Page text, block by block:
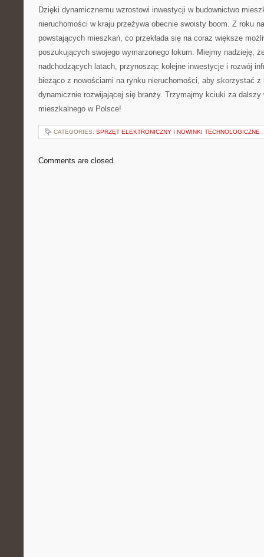
Dzięki dynamicznemu wzrostowi inwestycji ⁢w⁢ budownictwo‍
nieruchomości w kraju przeżywa⁣ obecnie swoisty boom. Z roku
powstających​ mieszkań, co przekłada się ⁢na coraz większe
poszukujących swojego⁢ wymarzonego lokum. Miejmy‌ nadzieję,
nadchodzących latach, przynosząc kolejne inwestycje i rozwój
bieżąco‍ z nowościami ⁣na rynku nieruchomości,​ aby⁣ skorzystać
⁢dynamicznie rozwijającej się branży. Trzymajmy kciuki ‌za dalszy
mieszkalnego w Polsce!
CATEGORIES: SPRZĘT ELEKTRONICZNY I NOWINKI TECHNOLOGICZNE
Comments are closed.